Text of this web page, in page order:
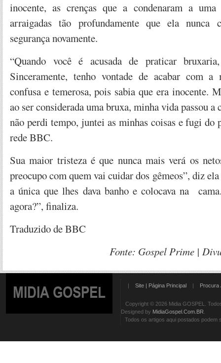
inocente, as crenças que a condenaram a
arraigadas tão profundamente que ela nunca
segurança novamente.
“Quando você é acusada de praticar
Sinceramente, tenho vontade de acabar com
confusa e temerosa, pois sabia que era inocente.
ao ser considerada uma bruxa, minha vida passou
não perdi tempo, juntei as minhas coisas e fugi do
rede BBC.
Sua maior tristeza é que nunca mais verá os
preocupo com quem vai cuidar dos gêmeos”, diz
a única que lhes dava banho e colocava na
agora?”, finaliza.
Traduzido de BBC
Fonte: Gospel Prime |
MIDIA GOSPEL | Site | Página Principal | Procura
Copyright © 2026 Midia GOSPEL.
Designed by MidiaGospel.Com.BR
Todos os artigos aqui postados podem